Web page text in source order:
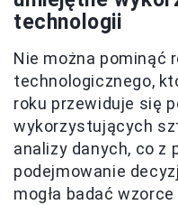
technologii
Nie można pominąć
technologicznego,
roku przewiduje się
wykorzystujących
analizy danych, co z
podejmowanie
mogła badać